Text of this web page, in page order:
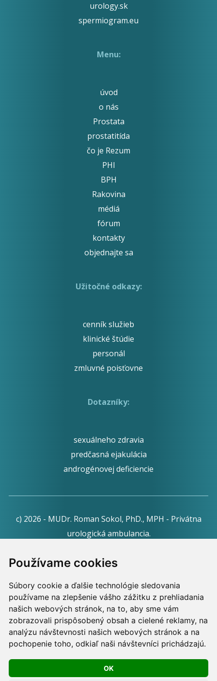
Používame cookies
Súbory cookie a ďalšie technológie sledovania
používame na zlepšenie vášho zážitku z prehliadania
našich webových stránok, na to, aby sme vám
zobrazovali prispôsobený obsah a cielené reklamy, na
analýzu návštevnosti našich webových stránok a na
pochopenie toho, odkiaľ naši návštevníci prichádzajú.
OK
urology.sk
spermiogram.eu
Menu:
úvod
o nás
Prostata
prostatitída
čo je Rezum
PHI
BPH
Rakovina
médiá
fórum
kontakty
objednajte sa
Užitočné odkazy:
cenník služieb
klinické štúdie
personál
zmluvné poisťovne
Dotazníky:
sexuálneho zdravia
predčasná ejakulácia
androgénovej deficiencie
c) 2026 - MUDr. Roman Sokol, PhD., MPH - Privátna
urologická ambulancia.
podmienkach prevádzkovateľa.
Používame cookies -nastavenie cookies.
Skopírovaním textu alebo časti textu z akejkoľvek
stránky tohto webu a jeho umiestnením na iný web
porušíte práva MUDr. Romana Sokola, PhD., MPH, ako
aj práva ďalších osôb zúčastnených na tvorbe obsahu